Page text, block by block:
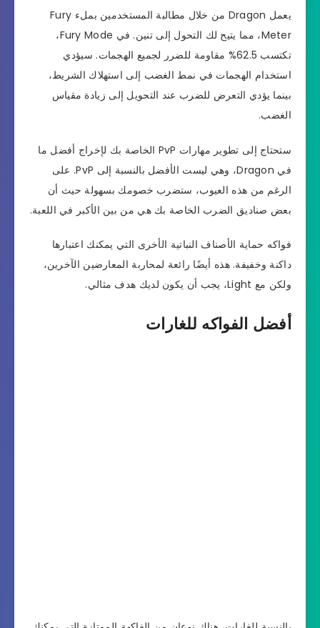
يعمل Dragon من خلال مطالبة المستخدمين بملء Fury
Meter، مما يتيح لك التحول إلى تنين. في Fury Mode،
تكتسب 62.5% مقاومة للضرر لجميع الهجمات. سيؤدي
استخدام الهجمات في نمط الغضب إلى استهلاك الشريط،
بينما يؤدي التعرض للضرب عند التحويل إلى زيادة مقياس
الغضب.
ستحتاج إلى تطوير مهارات PvP الخاصة بك لإخراج أفضل ما
في Dragon، وهي ليست الأفضل بالنسبة إلى PvP. على
الرغم من هذه العيوب، ستضرب خصومك بسهولة حيث أن
بعض صناديق الضرب الخاصة بك هي من بين الأكبر في اللعبة.
فواكه حماية الأصناف النباتية الأخرى التي يمكنك اعتبارها
داكنة وخفيفة. هذه أيضًا رائعة لمحاربة المعارضين الآخرين،
ولكن مع Light، يجب أن يكون لديك هدف مثالي.
أفضل الفواكه للغارات